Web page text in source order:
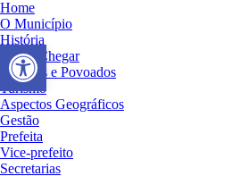
Home
O Município
História
Como Chegar
Distritos e Povoados
Turismo
Aspectos Geográficos
Gestão
Prefeita
Vice-prefeito
Secretarias
Abrir a barra de ferramentas